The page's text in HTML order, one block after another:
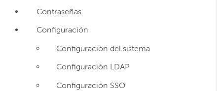
Contraseñas
Configuración
Configuración del sistema
Configuración LDAP
Configuración SSO